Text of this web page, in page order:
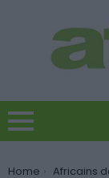
You are here:
Home Africains de la